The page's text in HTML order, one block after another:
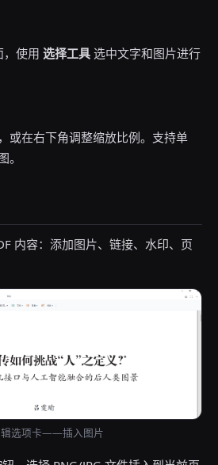
，使用 选择工具 选中文字和图片进行
或在右下角调整缩放比例。支持单
内容：添加图片、链接、水印、页
选项卡——插入图片